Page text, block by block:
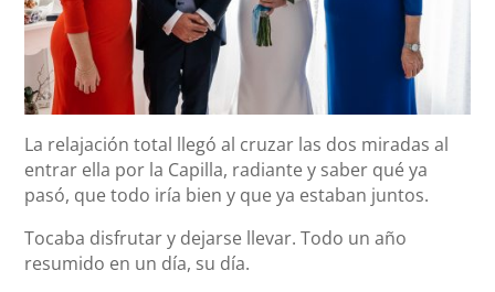
La relajación total llegó al cruzar las dos miradas al
entrar ella por la Capilla, radiante y saber qué ya
pasó, que todo iría bien y que ya estaban juntos.
Tocaba disfrutar y dejarse llevar. Todo un año
resumido en un día, su día.